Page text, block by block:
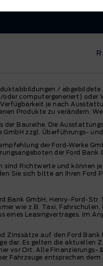
/
computergeneriert) oder
je nach
Produkte zu verändern.
der Baureihe. Die
GmbH zzgl. Überführungs-
der Ford-Werke
der Ford
sind Richtwerte und können
Sie sich bitte an Ihren Ford
Bank GmbH, Henry-Ford-
wie z.B. Taxi,
eines Leasingvertrages. Im
Zinssätze auf den Ford
dar. Es gelten die
vor Ort. Alle
Fahrzeuge entsprechen